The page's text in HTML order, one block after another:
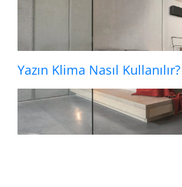
Yazın Klima Nasıl Kullanılır?